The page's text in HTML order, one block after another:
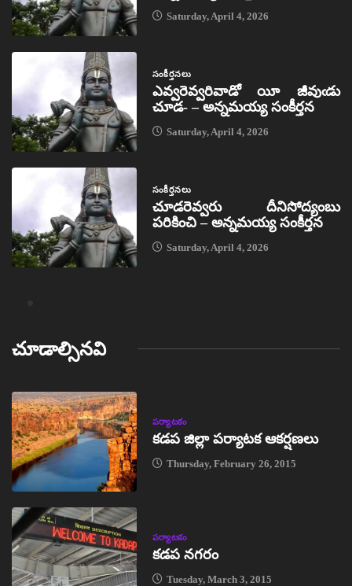
Saturday, April 4, 2026
సంకీర్తనలు
ఎవ్వరెవ్వరివాడో యీ జీవుఁడు
చూడ- – అన్నమయ్య సంకీర్తన
Saturday, April 4, 2026
సంకీర్తనలు
చూడరెవ్వరు దీనిసోద్యంబు
పరికించి – అన్నమయ్య సంకీర్తన
Saturday, April 4, 2026
చూడాల్సినవి
పర్యాటకం
కడప జిల్లా పర్యాటక ఆకర్షణలు
Thursday, February 26, 2015
పర్యాటకం
కడప నగరం
Tuesday, March 3, 2015